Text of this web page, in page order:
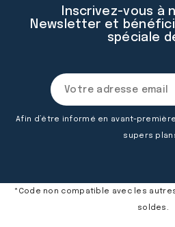
Inscrivez-vous à
Newsletter et
spéciale
Afin d’être informé en avant-
supers
*Code non compatible avec les
soldes.